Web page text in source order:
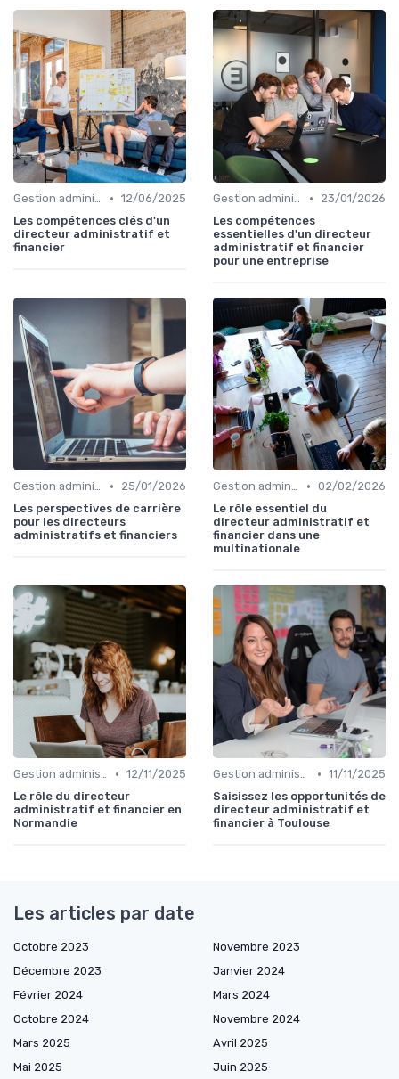
Gestion administrative • 12/06/2025
Les compétences clés d'un
directeur administratif et
financier
Gestion administrative •
23/01/2026
Les compétences
essentielles d'un directeur
administratif et financier
pour une entreprise
Gestion administrative •
25/01/2026
Les perspectives de carrière
pour les directeurs
administratifs et financiers
Gestion administrative • 02/02/2026
Le rôle essentiel du
directeur administratif et
financier dans une
multinationale
Gestion administrative • 12/11/2025
Le rôle du directeur
administratif et financier en
Normandie
Gestion administrative • 11/11/2025
Saisissez les opportunités de
directeur administratif et
financier à Toulouse
Les articles par date
Octobre 2023
Novembre 2023
Décembre 2023
Janvier 2024
Février 2024
Mars 2024
Octobre 2024
Novembre 2024
Mars 2025
Avril 2025
Mai 2025
Juin 2025